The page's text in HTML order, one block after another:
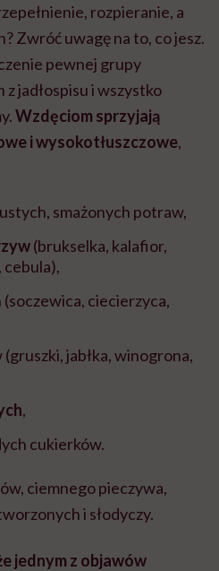
rozpieranie, a
Zwróć uwagę na to, co jesz.
pewnej grupy
jadłospisu i wszystko
Wzdęciom sprzyjają
i wysokotłuszczowe,
smażonych potraw,
(brukselka, kalafior,
cebula),
ciecierzyca,
jabłka, winogrona,
,
cukierków.
ciemnego pieczywa,
i słodyczy.
jednym z objawów